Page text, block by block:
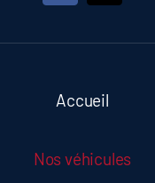
Accueil
Nos véhicules